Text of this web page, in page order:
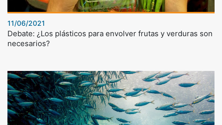
11/06/2021
Debate: ¿Los plásticos para envolver frutas y verduras son
necesarios?